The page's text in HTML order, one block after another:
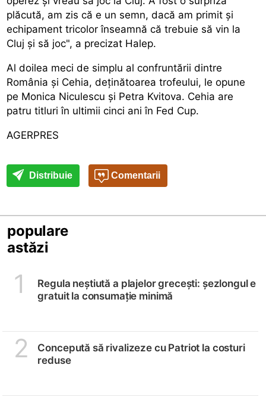
plăcută, am zis că e un semn, dacă am primit și
echipament tricolor înseamnă că trebuie să vin la
Cluj și să joc", a precizat Halep.
Al doilea meci de simplu al confruntării dintre
România și Cehia, deținătoarea trofeului, le opune
pe Monica Niculescu și Petra Kvitova. Cehia are
patru titluri în ultimii cinci ani în Fed Cup.
AGERPRES
Distribuie Comentarii
populare
astăzi
1
Regula neștiută a plajelor grecești: șezlongul e
gratuit la consumație minimă
2
Concepută să rivalizeze cu Patriot la costuri
reduse